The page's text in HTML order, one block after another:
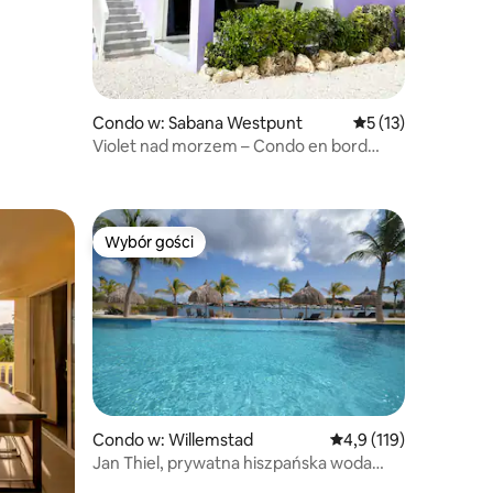
Condo w: Sabana Westpunt Średnia ocena: 5
5 (13)
Violet nad morzem – Condo en bord
gości Wybór gości
Wybór gości
Condo w: Willemstad Średnia ocena: 4,9
4,9 (119)
Jan Thiel, prywatna hiszpańska woda